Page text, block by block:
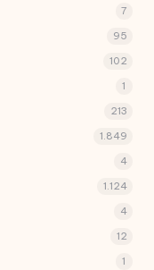
7
95
102
1
213
1.849
4
1.124
4
12
1